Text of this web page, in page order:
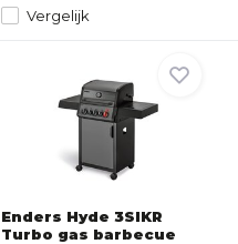
Vergelijk
Enders Hyde 3SIKR
Turbo gas barbecue